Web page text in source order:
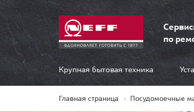
по
Крупная бытовая техника
Главная страница Посудомоечные